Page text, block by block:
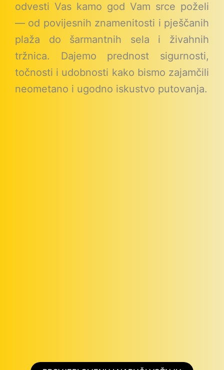
odvesti Vas kamo god Vam srce poželi
— od povijesnih znamenitosti i pješčanih
plaža do šarmantnih sela i živahnih
tržnica. Dajemo prednost sigurnosti,
točnosti i udobnosti kako bismo zajamčili
neometano i ugodno iskustvo putovanja.